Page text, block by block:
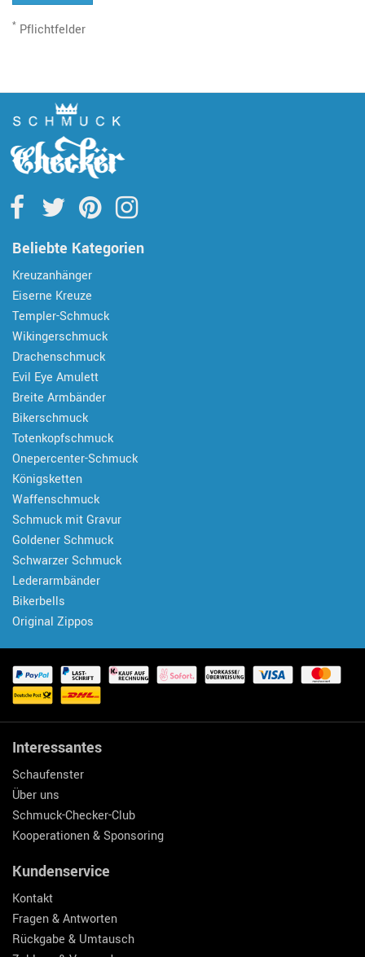
* Pflichtfelder
Beliebte Kategorien
Kreuzanhänger
Eiserne Kreuze
Templer-Schmuck
Wikingerschmuck
Drachenschmuck
Evil Eye Amulett
Breite Armbänder
Bikerschmuck
Totenkopfschmuck
Onepercenter-Schmuck
Königsketten
Waffenschmuck
Schmuck mit Gravur
Goldener Schmuck
Schwarzer Schmuck
Lederarmbänder
Bikerbells
Original Zippos
Interessantes
Schaufenster
Über uns
Schmuck-Checker-Club
Kooperationen & Sponsoring
Kundenservice
Kontakt
Fragen & Antworten
Rückgabe & Umtausch